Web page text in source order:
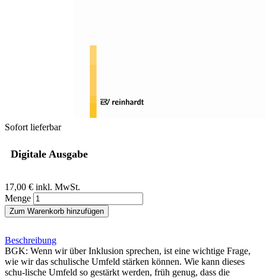
Klicpera und David Wohlhart
Sofort lieferbar
Digitale Ausgabe
17,00 € inkl. MwSt.
Menge
Zum Warenkorb hinzufügen
Beschreibung
BGK: Wenn wir über Inklusion sprechen, ist eine wichtige Frage,
wie wir das schulische Umfeld stärken können. Wie kann dieses
schu-lische Umfeld so gestärkt werden, früh genug, dass die